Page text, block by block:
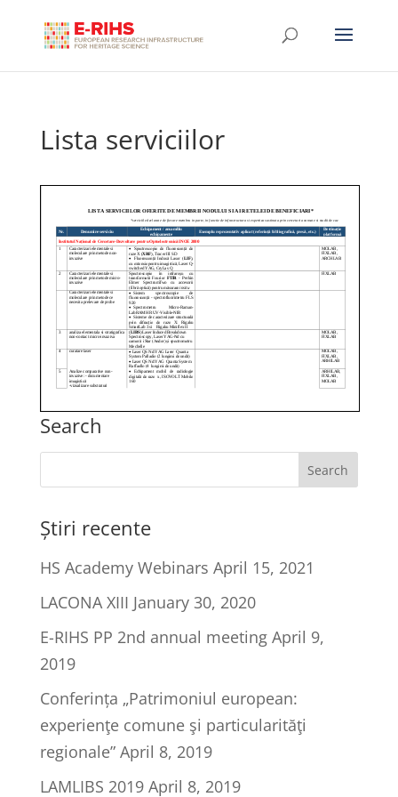
Lista serviciilor
Search
Știri recente
HS Academy Webinars April 15, 2021
LACONA XIII January 30, 2020
E-RIHS PP 2nd annual meeting April 9,
2019
Conferința „Patrimoniul european:
experienţe comune şi particularităţi
regionale” April 8, 2019
LAMLIBS 2019 April 8, 2019